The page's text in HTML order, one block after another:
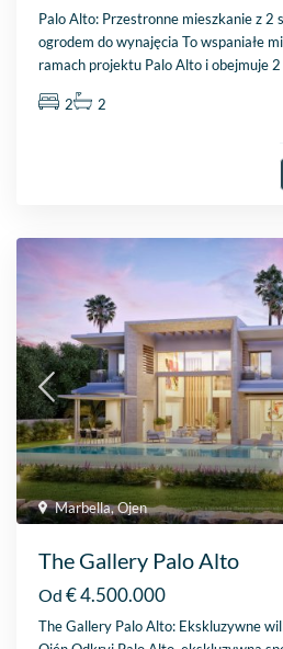
Palo Alto: Przestronne mieszkanie z 2
ogrodem do wynajęcia To wspaniałe
ramach projektu Palo Alto i obejmuje
2 2
Marbella,Ojen
The Gallery Palo Alto
Od € 4.500.000
The Gallery Palo Alto: Ekskluzywne